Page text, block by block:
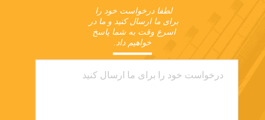
خواهیم داد.